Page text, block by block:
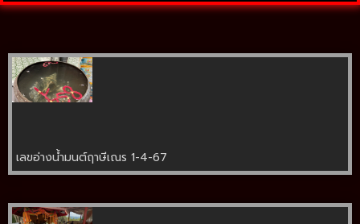
เลขอ่างน้ำมนต์ฤาษีเณร 1-4-67